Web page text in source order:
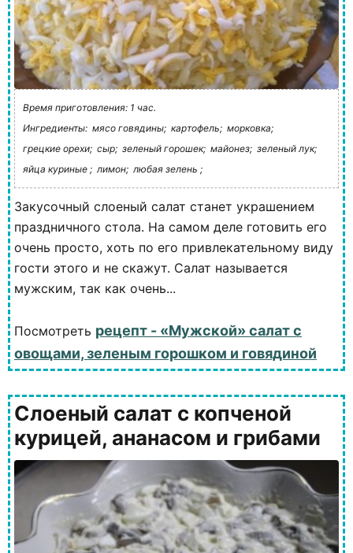
Время приготовления: 1 час.
Ингредиенты: мясо говядины; картофель; морковка;
грецкие орехи; сыр; зеленый горошек; майонез; зеленый лук;
яйца куриные ; лимон; любая зелень ;
Закусочный слоеный салат станет украшением
праздничного стола. На самом деле готовить его
очень просто, хоть по его привлекательному виду
гости этого и не скажут. Салат называется
мужским, так как очень...
Посмотреть рецепт - «Мужской» салат с
овощами, зеленым горошком и говядиной
Слоеный салат с копченой
курицей, ананасом и грибами